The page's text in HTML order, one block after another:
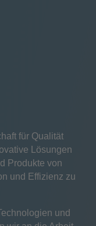
für Qualität
Lösungen
Produkte von
und Effizienz zu
und